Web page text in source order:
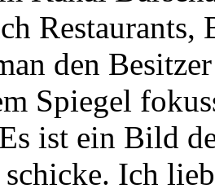
Restaurants,
den
Spiegel
ist ein Bild
schicke. Ich